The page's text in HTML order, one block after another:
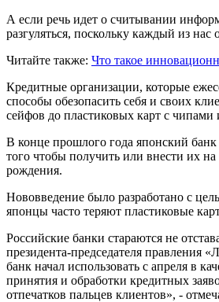
А если речь идет о считывании
разгуляться, поскольку каждый из
Читайте также: Что такое
Кредитные организации, которые
способы обезопасить себя и своих
сейфов до пластиковых карт с
В конце прошлого года японский банк
того чтобы получить или внести их
рождения.
Нововведение было разработано с
японцы часто теряют пластиковые
Российские банки стараются не
президента-председателя правления
банк начал использовать с апреля в
принятия и обработки кредитных
отпечатков пальцев клиентов», -